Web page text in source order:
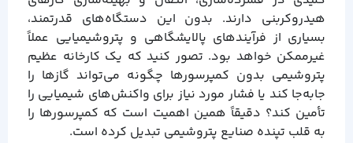
هیدروکربنی دارند. بدون این دستگاه‌های قدرتمند،
بسیاری از فرآیندهای پالایشگاهی و پتروشیمیایی عملاً
غیرممکن خواهد بود. تصور کنید که یک کارخانه عظیم
پتروشیمی بدون کمپرسورها چگونه می‌تواند گازها را
جابه‌جا کند یا فشار مورد نیاز برای واکنش‌های شیمیایی را
تأمین کند؟ دقیقاً همین اهمیت است که کمپرسورها را
به قلب تپنده صنایع پتروشیمی تبدیل کرده است.